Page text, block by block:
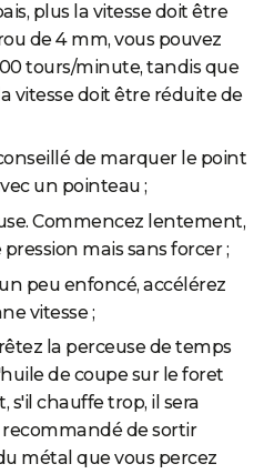
plus la vitesse doit être
de 4 mm, vous pouvez
tours/minute, tandis que
vitesse doit être réduite de
de marquer le point
un pointeau ;
Commencez lentement,
mais sans forcer ;
peu enfoncé, accélérez
vitesse ;
la perceuse de temps
de coupe sur le foret
s'il chauffe trop, il sera
recommandé de sortir
métal que vous percez